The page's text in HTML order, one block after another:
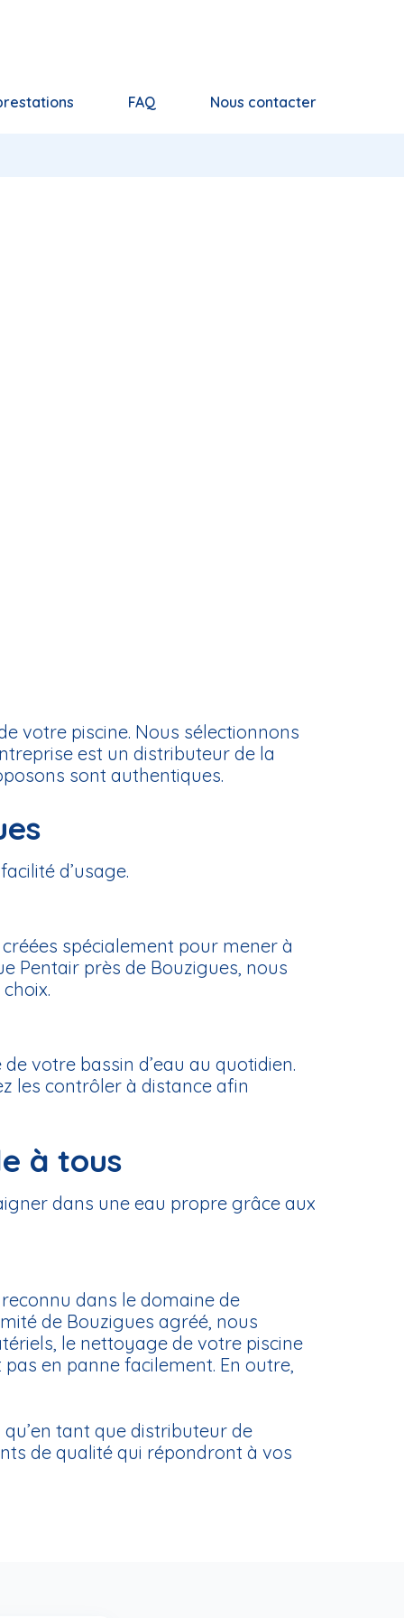
FAQ Nous contacter
votre piscine. Nous sélectionnons
est un distributeur de la
sont authentiques.
d’usage.
spécialement pour mener à
Pentair près de Bouzigues, nous
votre bassin d’eau au quotidien.
les contrôler à distance afin
à tous
dans une eau propre grâce aux
dans le domaine de
de Bouzigues agréé, nous
le nettoyage de votre piscine
en panne facilement. En outre,
tant que distributeur de
de qualité qui répondront à vos